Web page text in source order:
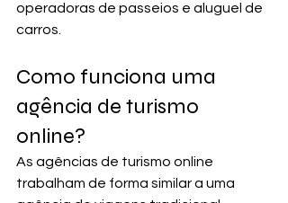
operadoras de passeios e aluguel de
carros.
Como funciona uma
agência de turismo
online?
As agências de turismo online
trabalham de forma similar a uma